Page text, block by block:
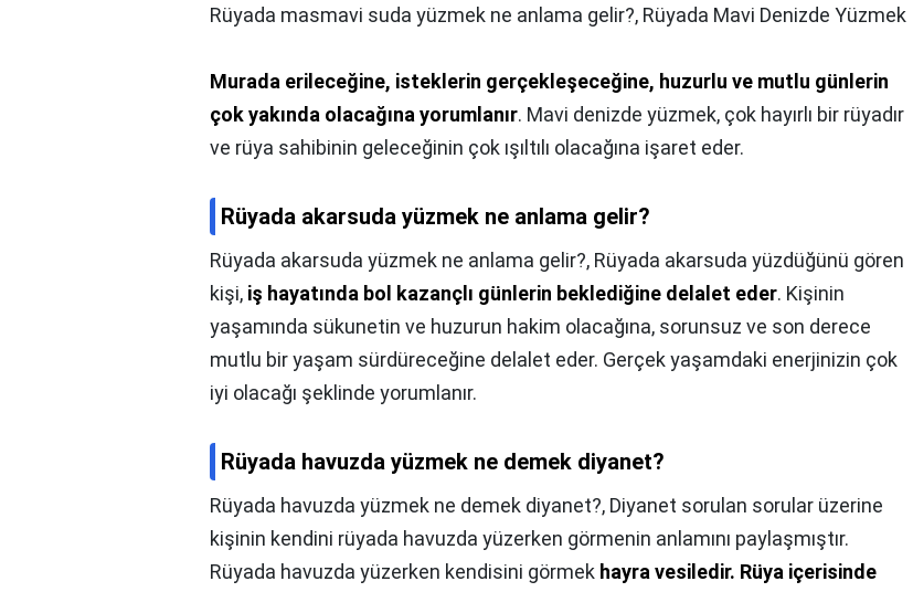
Rüyada masmavi suda yüzmek ne anlama gelir?, Rüyada Mavi Denizde Yüzmek
Murada erileceğine, isteklerin gerçekleşeceğine, huzurlu ve mutlu günlerin
çok yakında olacağına yorumlanır. Mavi denizde yüzmek, çok hayırlı bir rüyadır
ve rüya sahibinin geleceğinin çok ışıltılı olacağına işaret eder.
Rüyada akarsuda yüzmek ne anlama gelir?
Rüyada akarsuda yüzmek ne anlama gelir?, Rüyada akarsuda yüzdüğünü gören
kişi, iş hayatında bol kazançlı günlerin beklediğine delalet eder. Kişinin
yaşamında sükunetin ve huzurun hakim olacağına, sorunsuz ve son derece
mutlu bir yaşam sürdüreceğine delalet eder. Gerçek yaşamdaki enerjinizin çok
iyi olacağı şeklinde yorumlanır.
Rüyada havuzda yüzmek ne demek diyanet?
Rüyada havuzda yüzmek ne demek diyanet?, Diyanet sorulan sorular üzerine
kişinin kendini rüyada havuzda yüzerken görmenin anlamını paylaşmıştır.
Rüyada havuzda yüzerken kendisini görmek hayra vesiledir. Rüya içerisinde